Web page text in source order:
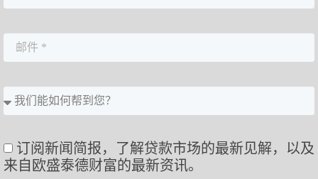
订阅新闻简报，了解贷款市场的最新见解，以及
来自欧盛泰德财富的最新资讯。